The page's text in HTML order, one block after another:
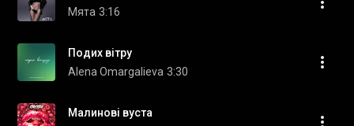
Мята 3:16
Подих вітру
Alena Omargalieva 3:30
Малинові вуста